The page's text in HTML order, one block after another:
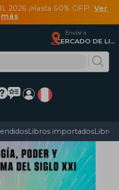
2026 ¡Hasta 50% OFF! Ver
más
Enviar a
CERCADO DE LIMA, Lima
Libros importadosLibros